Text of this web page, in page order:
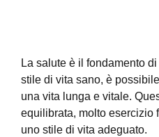
La salute è il fondamento
stile di vita sano, è
una vita lunga e vitale.
equilibrata, molto esercizio
uno stile di vita adeguato.